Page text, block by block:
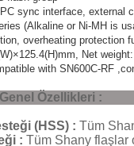
sync interface, external
(Alkaline or Ni-MH is
overheating protection
Net
with SN600C-RF
Özellikleri :
(HSS) : Tüm
: Tüm Shany flaşlar